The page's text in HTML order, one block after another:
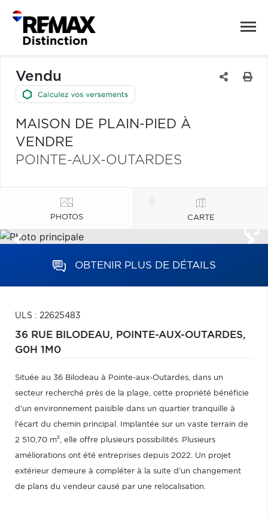
Vendu
MAISON DE PLAIN-PIED À
VENDRE
POINTE-AUX-OUTARDES
PHOTOS CARTE
OBTENIR PLUS DE DÉTAILS
ULS : 22625483
36 RUE BILODEAU, POINTE-AUX-OUTARDES,
G0H 1M0
Située au 36 Bilodeau à Pointe-aux-Outardes, dans un
secteur recherché près de la plage, cette propriété bénéficie
d'un environnement paisible dans un quartier tranquille à
l'écart du chemin principal. Implantée sur un vaste terrain de
2 510,70 m², elle offre plusieurs possibilités. Plusieurs
améliorations ont été entreprises depuis 2022. Un projet
extérieur demeure à compléter à la suite d'un changement
de plans du vendeur causé par une relocalisation.